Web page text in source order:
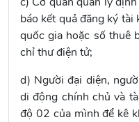
báo kết quả đăng ký
quốc gia hoặc số thuê
chỉ thư điện tử;
d) Người đại diện,
di động chính chủ và
độ 02 của mình để kê